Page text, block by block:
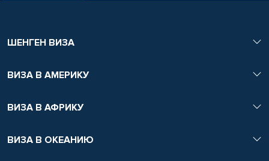
ШЕНГЕН ВИЗА
ВИЗА В АМЕРИКУ
ВИЗА В АФРИКУ
ВИЗА В ОКЕАНИЮ